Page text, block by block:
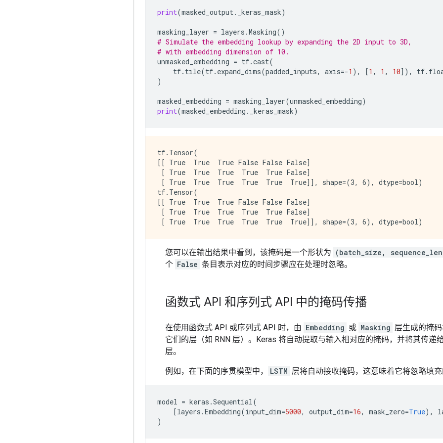
print(masked_output. _keras_mask)
masking_layer = layers .Masking()
# Simulate the embedding lookup by expanding the 2D input to 3D,
# with embedding dimension of 10.
unmasked_embedding = tf.cast(
tf. tile(tf. expand_dims(padded_inputs, axis=-1 ), [1 , 1 , 10]), tf.
)
masked_embedding = masking_layer(unmasked_embedding)
print(masked_embedding . _keras_mask)
tf.Tensor(
[[ True  True  True False False False]
[ True  True  True  True  True False]
[ True  True  True  True  True  True]], shape=(3, 6), dtype=bool)
tf.Tensor(
[[ True  True  True False False False]
[ True  True  True  True  True False]
您可以在输出结果中看到，该掩码是一个形状为 (batch_size,
个 False 条目表示对应的时间步骤应在处理时忽略。
函数式 API 和序列式 API 中的掩码传播
在使用函数式 API 或序列式 API 时，由 Embedding 或 Masking 层生成的掩
它们的层（如 RNN 层）。Keras 将自动提取与输入相对应的掩码，并将其传递
层。
例如，在下面的序贯模型中， LSTM 层将自动接收掩码，这意味着它将忽略填
model = keras .Sequential(
[layers .Embedding(input_dim=5000, output_dim=16, mask_zero=True),
)